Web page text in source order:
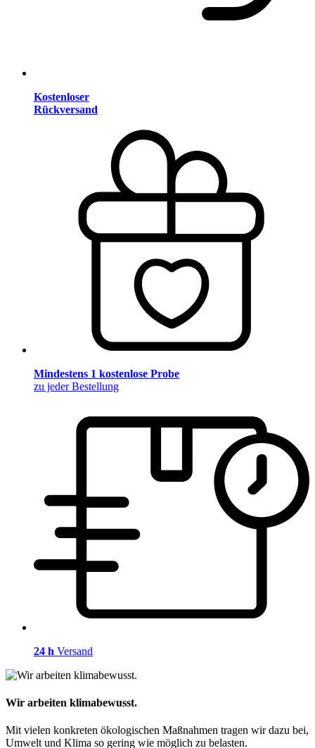
Kostenloser
Rückversand
Mindestens 1 kostenlose Probe
zu jeder Bestellung
24 h Versand
Wir arbeiten klimabewusst.
Mit vielen konkreten ökologischen Maßnahmen tragen wir dazu bei,
Umwelt und Klima so gering wie möglich zu belasten.